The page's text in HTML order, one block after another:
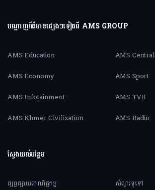
បណ្តាញព័ត៌មានផ្សេងៗទៀតពី AMS GROUP
AMS Education
AMS Economy
AMS Infotainment
AMS Khmer Civilization
AMS Central
AMS Sport
AMS TV11
AMS Radio
ស្វែងយល់បន្ថែម
ផ្សព្វផ្សាយពាណិជ្ជកម្ម
សំណួរទូទៅ